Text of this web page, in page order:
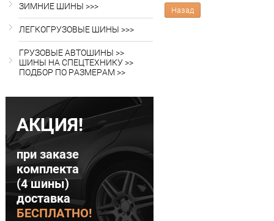
Назад
ЗИМНИЕ ШИНЫ >>>
ЛЕГКОГРУЗОВЫЕ ШИНЫ >>>
ГРУЗОВЫЕ АВТОШИНЫ >>
ШИНЫ НА СПЕЦТЕХНИКУ >>
ПОДБОР ПО РАЗМЕРАМ >>
АКЦИЯ!
при заказе
комплекта
(4 шины)
доставка
БЕСПЛАТНО!